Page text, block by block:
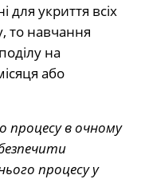
для укриття всіх
то навчання
на
або
процесу в очному
процесу у